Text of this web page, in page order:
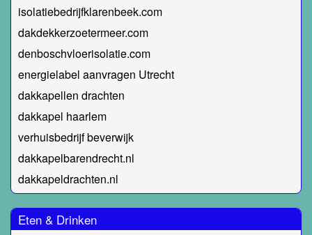
isolatiebedrijfklarenbeek.com
dakdekkerzoetermeer.com
denboschvloerisolatie.com
energielabel aanvragen Utrecht
dakkapellen drachten
dakkapel haarlem
verhuisbedrijf beverwijk
dakkapelbarendrecht.nl
dakkapeldrachten.nl
Eten & Drinken